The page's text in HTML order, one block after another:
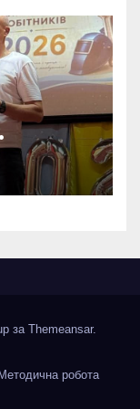
—
за Themeansar.
робота